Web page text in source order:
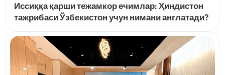
Иссиққа қарши тежамкор ечимлар: Ҳиндистон
тажрибаси Ўзбекистон учун нимани англатади?